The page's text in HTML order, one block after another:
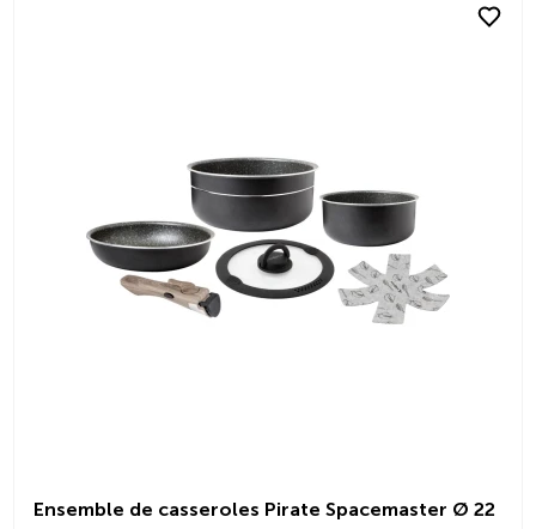
Ensemble de casseroles Pirate Spacemaster Ø 22